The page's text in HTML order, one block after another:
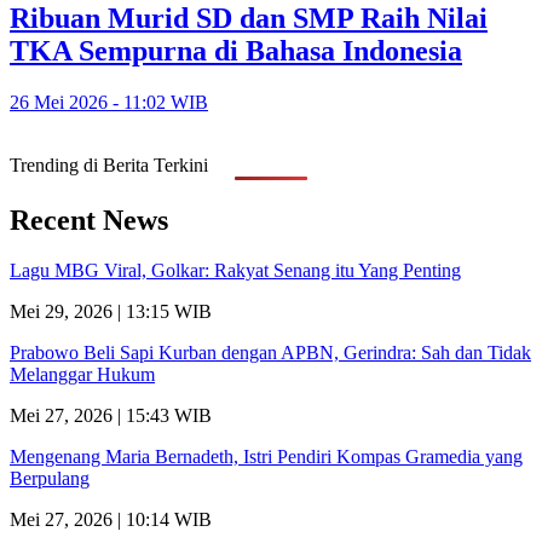
Ribuan Murid SD dan SMP Raih Nilai
TKA Sempurna di Bahasa Indonesia
26 Mei 2026 - 11:02 WIB
Trending di Berita Terkini
Recent News
Lagu MBG Viral, Golkar: Rakyat Senang itu Yang Penting
Mei 29, 2026 | 13:15 WIB
Prabowo Beli Sapi Kurban dengan APBN, Gerindra: Sah dan Tidak
Melanggar Hukum
Mei 27, 2026 | 15:43 WIB
Mengenang Maria Bernadeth, Istri Pendiri Kompas Gramedia yang
Berpulang
Mei 27, 2026 | 10:14 WIB